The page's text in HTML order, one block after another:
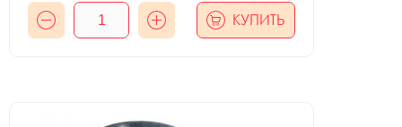
КУПИТЬ